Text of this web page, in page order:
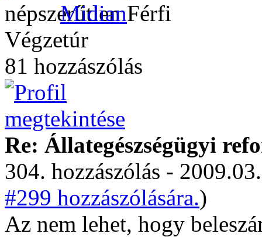
Midian
Végzetúr
81 hozzászólás
Re: Állategészségügyi
304. hozzászólás -
#299 hozzászólására.)
Az nem lehet, hogy